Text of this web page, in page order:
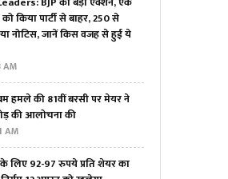
किया पार्टी से बाहर, 250 से
नोटिस, जानें किस वजह से हुई ये
AM
हमले की 81वीं बरसी पर मेयर ने
की आलोचना की
AM
92-97 रुपये प्रति शेयर का